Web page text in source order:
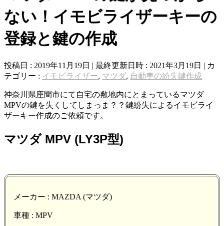
ない！イモビライザーキーの
登録と鍵の作成
投稿日 : 2019年11月19日 最終更新日時 : 2021年3月19日
カ
テゴリー : イモビライザー, マツダ, 自動車の紛失鍵作成
神奈川県座間市にて自宅の敷地内にとまっているマツダ
MPVの鍵を失くしてしまっま？？鍵紛失によるイモビライ
ザーキー作成のご依頼です。
マツダ MPV (LY3P型)
メーカー : MAZDA (マツダ)
車種 : MPV